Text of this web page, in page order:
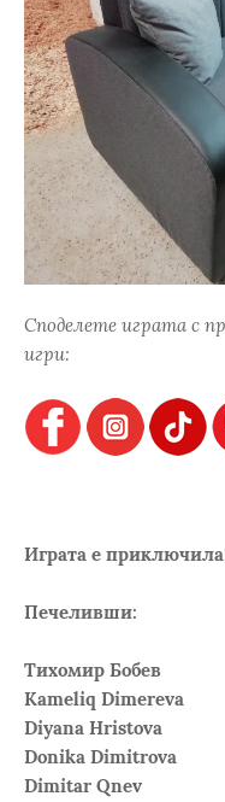
Споделете играта с
игри:
Играта е
Печеливши:
Тихомир Бобев
Kameliq Dimereva
Diyana Hristova
Donika Dimitrova
Dimitar Qnev